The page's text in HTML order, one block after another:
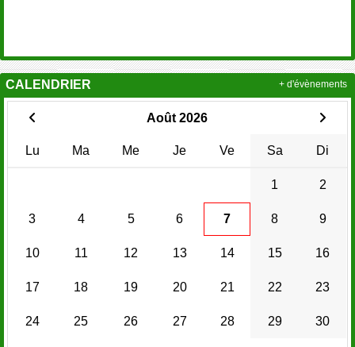
CALENDRIER
Août 2026
Lu Ma Me Je Ve Sa Di
1 2
3 4 5 6 7 8 9
10 11 12 13 14 15 16
17 18 19 20 21 22 23
24 25 26 27 28 29 30
+ d'évènements